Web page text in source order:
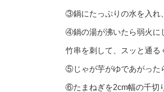
③鍋にたっぷりの水を入れ
④鍋の湯が沸いたら弱火に
竹串を刺して、スッと通る
⑤じゃが芋がゆであがった
⑥たまねぎを2cm幅の千切